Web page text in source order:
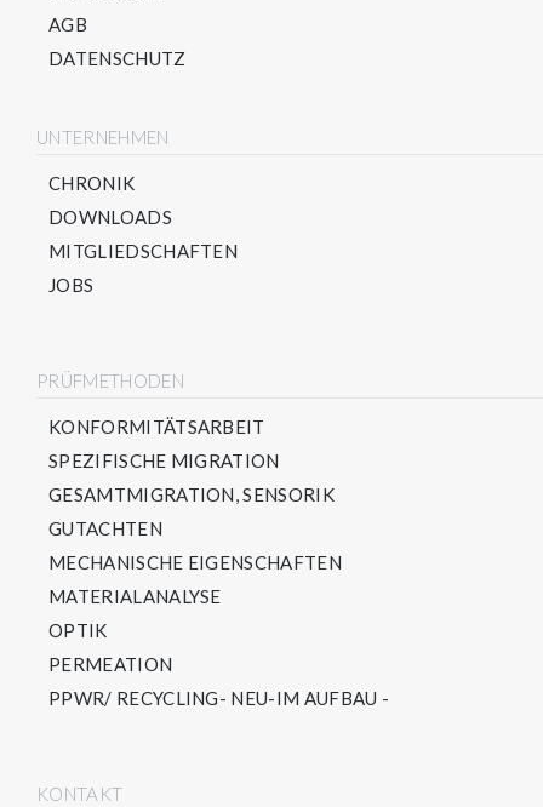
AGB
DATENSCHUTZ
UNTERNEHMEN
CHRONIK
DOWNLOADS
MITGLIEDSCHAFTEN
JOBS
PRÜFMETHODEN
KONFORMITÄTSARBEIT
SPEZIFISCHE MIGRATION
GESAMTMIGRATION, SENSORIK
GUTACHTEN
MECHANISCHE EIGENSCHAFTEN
MATERIALANALYSE
OPTIK
PERMEATION
PPWR/ RECYCLING- NEU-IM AUFBAU -
KONTAKT